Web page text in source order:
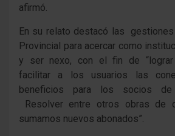
afirmó.
En su relato destacó las
Provincial para acercar como
y ser nexo, con el fin de “lograr
facilitar a los usuarios las
beneficios para los socios de
Resolver entre otros obras de
sumamos nuevos abonados”.